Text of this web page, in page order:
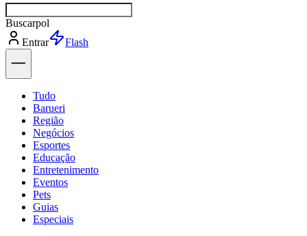
Buscarnotícia
Entrar
Explorar
Tudo
Barueri
Região
Negócios
Esportes
Educação
Entretenimento
Eventos
Pets
Guias
Especiais